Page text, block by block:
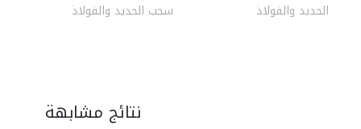
سحب الحديد والفولاذ سحب الحديد والفولاذ
نتائج مشابهة